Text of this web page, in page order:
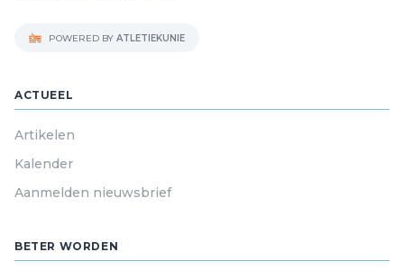
POWERED BY ATLETIEKUNIE
ACTUEEL
Artikelen
Kalender
Aanmelden nieuwsbrief
BETER WORDEN